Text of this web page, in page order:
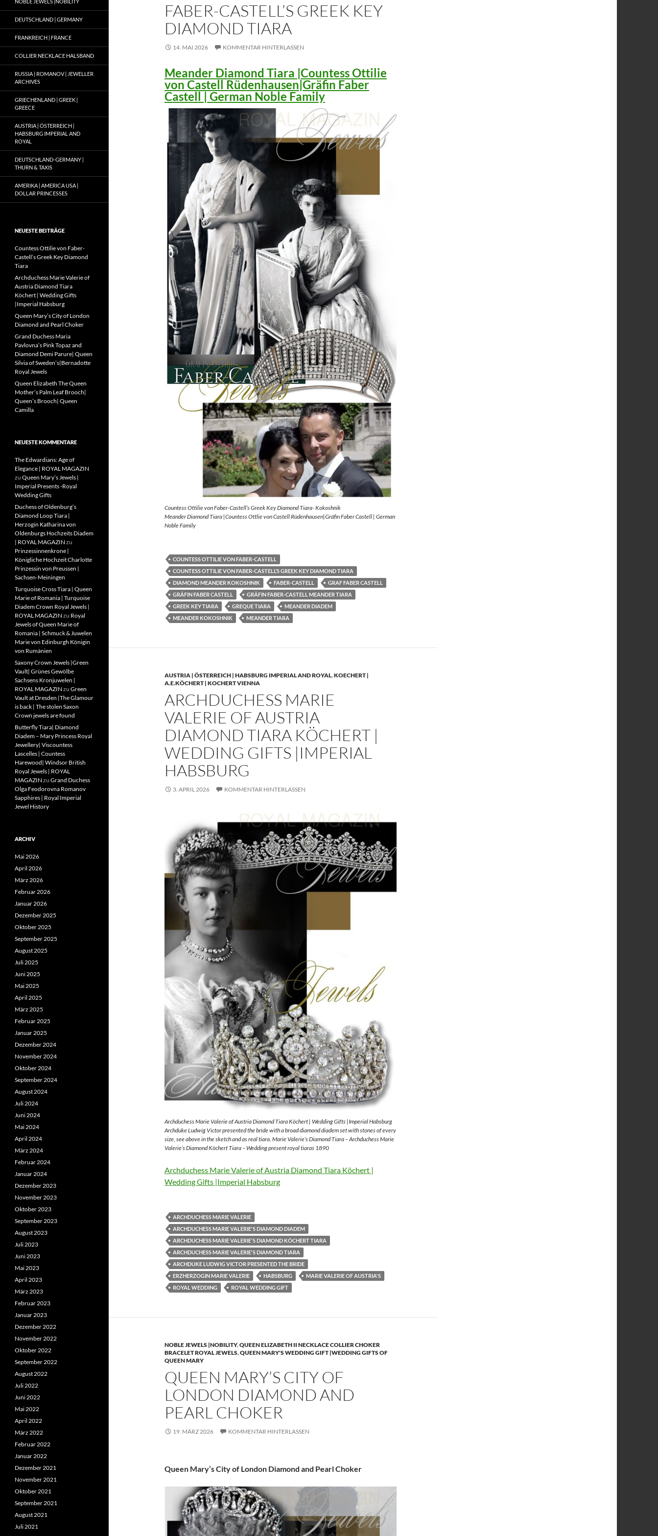
FABER-CASTELL’S GREEK KEY
DIAMOND TIARA
14. MAI 2026 KOMMENTAR HINTERLASSEN
Meander Diamond Tiara |Countess Ottilie
von Castell Rüdenhausen|Gräfin Faber
Castell | German Noble Family
Countess Ottilie von Faber-Castell’s Greek Key Diamond Tiara- Kokoshnik
Meander Diamond Tiara |Countess Ottlie von Castell Rüdenhausen|Gräfin Faber Castell | German
Noble Family
COUNTESS OTTILIE VON FABER-CASTELL
COUNTESS OTTILIE VON FABER-CASTELL’S GREEK KEY DIAMOND TIARA
DIAMOND MEANDER KOKOSHNIK
FABER-CASTELL
GRAF FABER CASTELL
GRÄFIN FABER CASTELL
GRÄFIN FABER-CASTELL MEANDER TIARA
GREEK KEY TIARA
GREQUE TIARA
MEANDER DIADEM
MEANDER KOKOSHNIK
MEANDER TIARA
AUSTRIA | ÖSTERREICH | HABSBURG IMPERIAL AND ROYAL,KOECHERT |
A.E.KÖCHERT | KOCHERT VIENNA
ARCHDUCHESS MARIE
VALERIE OF AUSTRIA
DIAMOND TIARA KÖCHERT |
WEDDING GIFTS |IMPERIAL
HABSBURG
3. APRIL 2026 KOMMENTAR HINTERLASSEN
Archduchess Marie Valerie of Austria Diamond Tiara Köchert | Wedding Gifts |Imperial Habsburg
Archduke Ludwig Victor presented the bride with a broad diamond diadem set with stones of every
size, see above in the sketch and as real tiara. Marie Valerie’s Diamond Tiara – Archduchess Marie
Valerie’s Diamond Köchert Tiara – Wedding present royal tiaras 1890
Archduchess Marie Valerie of Austria Diamond Tiara Köchert |
Wedding Gifts |Imperial Habsburg
ARCHDUCHESS MARIE VALERIE
ARCHDUCHESS MARIE VALERIE'S DIAMOND DIADEM
ARCHDUCHESS MARIE VALERIE'S DIAMOND KÖCHERT TIARA
ARCHDUCHESS MARIE VALERIE'S DIAMOND TIARA
ARCHDUKE LUDWIG VICTOR PRESENTED THE BRIDE
ERZHERZOGIN MARIE VALERIE
HABSBURG
MARIE VALERIE OF AUSTRIA'S
ROYAL WEDDING
ROYAL WEDDING GIFT
NOBLE JEWELS |NOBILITY,QUEEN ELIZABETH II NECKLACE COLLIER CHOKER
BRACELET ROYAL JEWELS,QUEEN MARY'S WEDDING GIFT |WEDDING GIFTS OF
QUEEN MARY
QUEEN MARY’S CITY OF
LONDON DIAMOND AND
PEARL CHOKER
19. MÄRZ 2026 KOMMENTAR HINTERLASSEN
Queen Mary’s City of London Diamond and Pearl Choker
DEUTSCHLAND | GERMANY
FRANKREICH | FRANCE
COLLIER NECKLACE HALSBAND
RUSSIA | ROMANOV | JEWELLER
ARCHIVES
GRIECHENLAND | GREEK |
GREECE
AUSTRIA | ÖSTERREICH |
HABSBURG IMPERIAL AND
ROYAL
DEUTSCHLAND-GERMANY |
THURN & TAXIS
AMERIKA | AMERICA USA |
DOLLAR PRINCESSES
NEUESTE BEITRÄGE
Countess Ottilie von Faber-
Castell’s Greek Key Diamond
Tiara
Archduchess Marie Valerie of
Austria Diamond Tiara
Köchert | Wedding Gifts
|Imperial Habsburg
Queen Mary’s City of London
Diamond and Pearl Choker
Grand Duchess Maria
Pavlovna’s Pink Topaz and
Diamond Demi Parure| Queen
Silvia of Sweden’s|Bernadotte
Royal Jewels
Queen Elizabeth The Queen
Mother’s Palm Leaf Brooch|
Queen’s Brooch| Queen
Camilla
NEUESTE KOMMENTARE
The Edwardians: Age of
Elegance | ROYAL MAGAZIN
zu Queen Mary’s Jewels |
Imperial Presents -Royal
Wedding Gifts
Duchess of Oldenburg’s
Diamond Loop Tiara |
Herzogin Katharina von
Oldenburgs Hochzeits Diadem
| ROYAL MAGAZIN zu
Prinzessinnenkrone |
Königliche Hochzeit Charlotte
Prinzessin von Preussen |
Sachsen-Meiningen
Turquoise Cross Tiara | Queen
Marie of Romania | Turquoise
Diadem Crown Royal Jewels |
ROYAL MAGAZIN zu Royal
Jewels of Queen Marie of
Romania | Schmuck & Juwelen
Marie von Edinburgh Königin
von Rumänien
Saxony Crown Jewels |Green
Vault| Grünes Gewölbe
Sachsens Kronjuwelen |
ROYAL MAGAZIN zu Green
Vault at Dresden |The Glamour
is back | The stolen Saxon
Crown jewels are found
Butterfly Tiara| Diamond
Diadem – Mary Princess Royal
Jewellery| Viscountess
Lascelles | Countess
Harewood| Windsor British
Royal Jewels | ROYAL
MAGAZIN zu Grand Duchess
Olga Feodorovna Romanov
Sapphires | Royal Imperial
Jewel History
ARCHIV
Mai 2026
April 2026
März 2026
Februar 2026
Januar 2026
Dezember 2025
Oktober 2025
September 2025
August 2025
Juli 2025
Juni 2025
Mai 2025
April 2025
März 2025
Februar 2025
Januar 2025
Dezember 2024
November 2024
Oktober 2024
September 2024
August 2024
Juli 2024
Juni 2024
Mai 2024
April 2024
März 2024
Februar 2024
Januar 2024
Dezember 2023
November 2023
Oktober 2023
September 2023
August 2023
Juli 2023
Juni 2023
Mai 2023
April 2023
März 2023
Februar 2023
Januar 2023
Dezember 2022
November 2022
Oktober 2022
September 2022
August 2022
Juli 2022
Juni 2022
Mai 2022
April 2022
März 2022
Februar 2022
Januar 2022
Dezember 2021
November 2021
Oktober 2021
September 2021
August 2021
Juli 2021